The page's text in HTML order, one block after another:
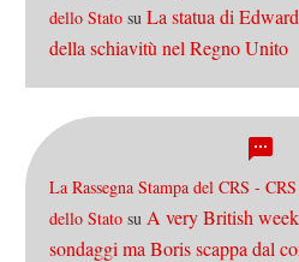
dello Stato su La statua di
della schiavitù nel Regno Unito
La Rassegna Stampa del CRS -
dello Stato su A very British
sondaggi ma Boris scappa dal